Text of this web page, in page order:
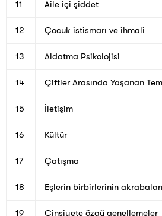
11 Aile içi şiddet
12 Çocuk istismarı ve ihmali
13 Aldatma Psikolojisi
14 Çiftler Arasında Yaşanan
15 İletişim
16 Kültür
17 Çatışma
18 Eşlerin birbirlerinin
19 Cinsiyete özgü genellemeler